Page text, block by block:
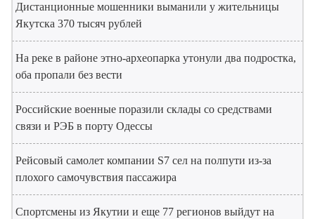
Дистанционные мошенники выманили у жительницы
Якутска 370 тысяч рублей
На реке в районе этно-археопарка утонули два подростка,
оба пропали без вести
Российские военные поразили склады со средствами
связи и РЭБ в порту Одессы
Рейсовый самолет компании S7 сел на полпути из-за
плохого самочувствия пассажира
Спортсмены из Якутии и еще 77 регионов выйдут на